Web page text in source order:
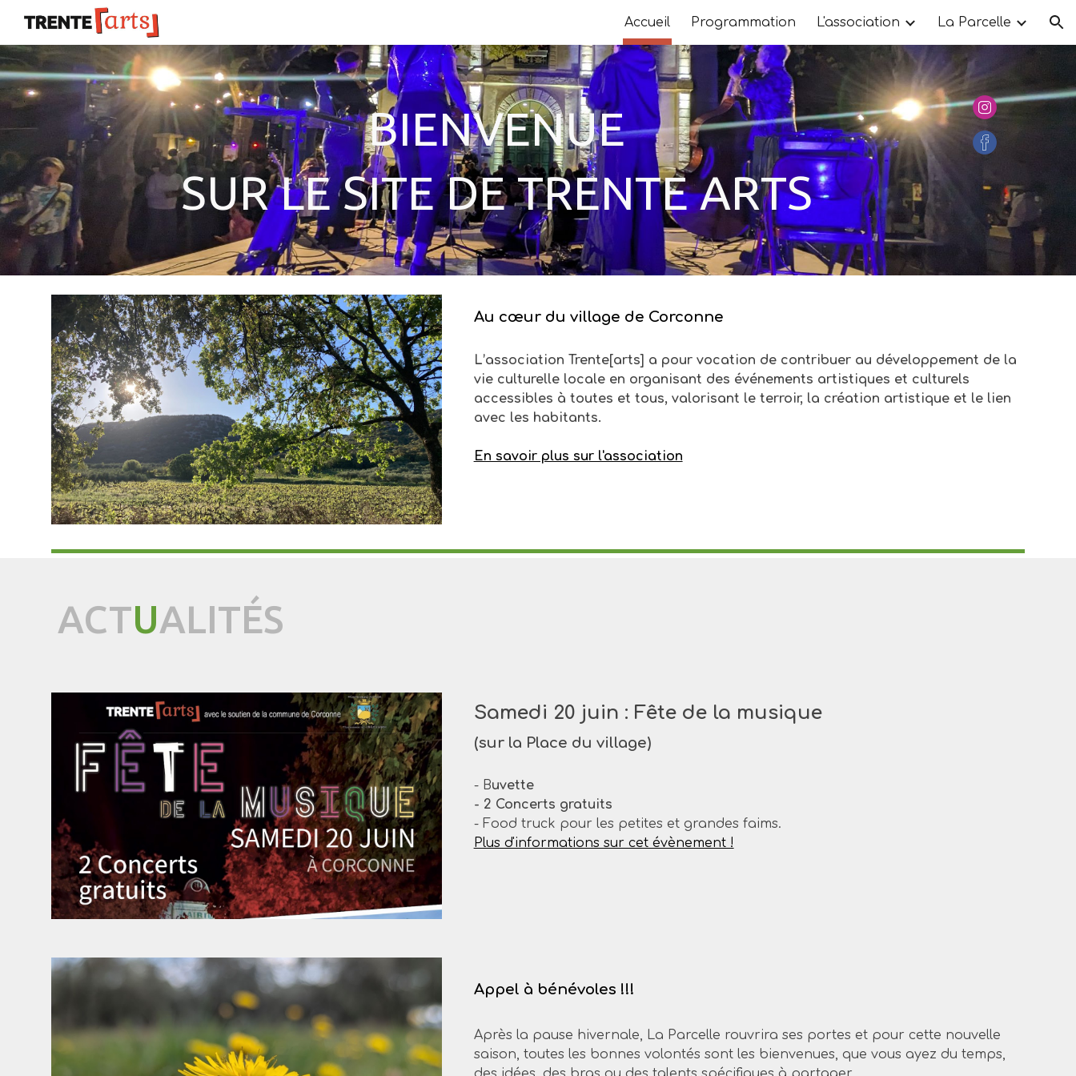
Skip to navigation
Accueil Programmation L'association La Parcelle
BIENVENUE
SUR LE SITE DE TRENTE ARTS
Au cœur du village de Corconne
L’association Trente[arts] a pour vocation de contribuer au développement de la
vie culturelle locale en organisant des événements artistiques et culturels
accessibles à toutes et tous, valorisant le terroir, la création artistique et le lien
avec les habitants.
En savoir plus sur l'association
ACTUALITÉS
Samedi 20 juin : Fête de la musique
(sur la Place du village)
- Buvette
- 2 Concerts gratuits
- Food truck pour les petites et grandes faims.
Plus d'informations sur cet évènement !
Appel à bénévoles !!!
Après la pause hivernale, La Parcelle rouvrira ses portes et pour cette nouvelle
saison, toutes les bonnes volontés sont les bienvenues, que vous ayez du temps,